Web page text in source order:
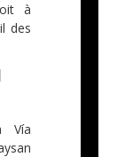
à
des
Vía